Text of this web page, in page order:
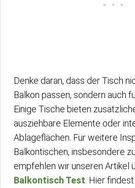
Denke daran, dass der Tisch
Balkon passen, sondern auch
Einige Tische bieten
ausziehbare Elemente oder
Ablageflächen. Für weitere
Balkontischen, insbesondere
empfehlen wir unseren Artikel
Balkontisch Test . Hier